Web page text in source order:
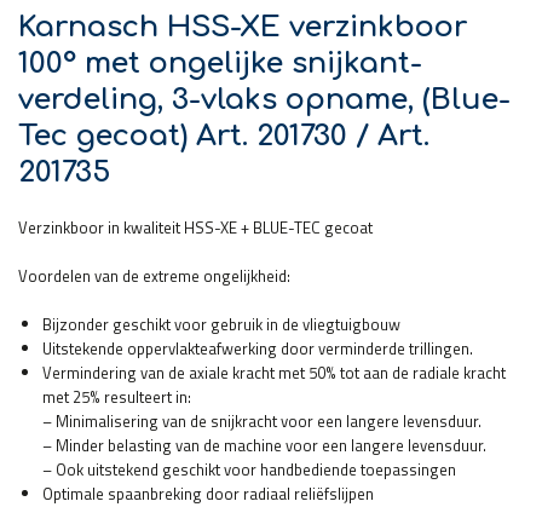
Karnasch HSS-XE verzinkboor
100° met ongelijke snijkant-
verdeling, 3-vlaks opname, (Blue-
Tec gecoat) Art. 201730 / Art.
201735
Verzinkboor in kwaliteit HSS-XE + BLUE-TEC gecoat
Voordelen van de extreme ongelijkheid:
Bijzonder geschikt voor gebruik in de vliegtuigbouw
Uitstekende oppervlakteafwerking door verminderde trillingen.
Vermindering van de axiale kracht met 50% tot aan de radiale kracht
met 25% resulteert in:
– Minimalisering van de snijkracht voor een langere levensduur.
– Minder belasting van de machine voor een langere levensduur.
– Ook uitstekend geschikt voor handbediende toepassingen
Optimale spaanbreking door radiaal reliëfslijpen